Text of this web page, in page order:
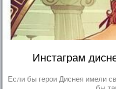
Инстаграм
Если бы герои Диснея имели